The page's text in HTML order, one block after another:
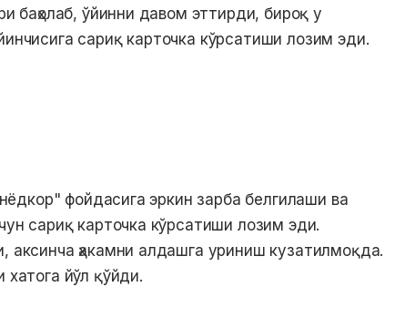
баҳолаб, ўйинни давом эттирди, бироқ у
сариқ карточка кўрсатиши лозим эди.
фойдасига эркин зарба белгилаши ва
сариқ карточка кўрсатиши лозим эди.
ҳакамни алдашга уриниш кузатилмоқда.
йўл қўйди.